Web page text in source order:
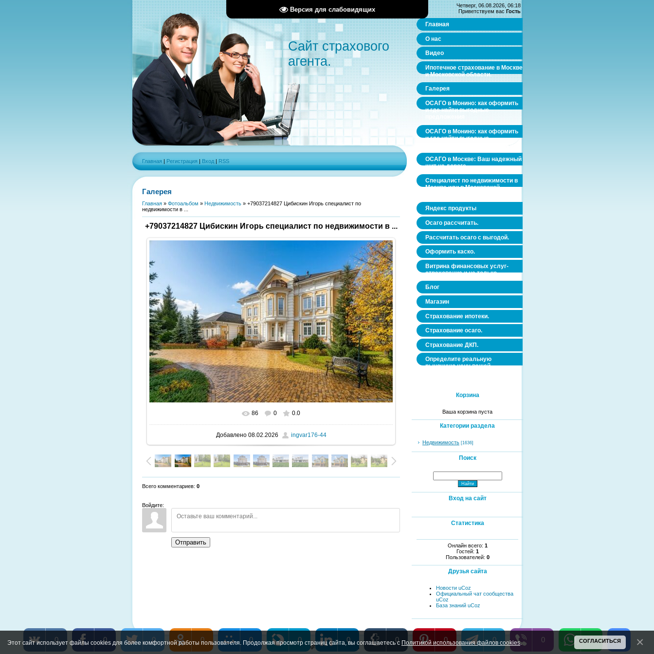
Версия для слабовидящих
Сайт страхового
агента.
Главная | Регистрация | Вход | RSS
Галерея
Главная » Фотоальбом » Недвижимость » +79037214827 Цибискин Игорь специалист по
недвижимости в ...
+79037214827 Цибискин Игорь специалист по недвижимости в ...
В реальном размере 1600x1067
86 0 0.0
Добавлено08.02.2026 ingvar176-44
Всего комментариев: 0
Войдите:
Отправить
Четверг, 06.08.2026, 06:18
Приветствуем вас Гость
Главная
О нас
Видео
Ипотечное страхование в Москве
и Московской области.
Галерея
ОСАГО в Монино: как оформить
и где найти выгодные
ОСАГО в Монино: как оформить
и где найти выгодные
ОСАГО в Москве: Ваш надежный
щит на дороге
Специалист по недвижимости в
Москве или в Московской
Яндекс продукты
Осаго рассчитать.
Рассчитать осаго с выгодой.
Оформить каско.
Витрина финансовых услуг-
страхование и не только.
Блог
Магазин
Страхование ипотеки.
Страхование осаго.
Страхование ДКП.
Определите реальную
рыночную цену вашей
Корзина
Ваша корзина пуста
Категории раздела
Недвижимость [1636]
Поиск
Вход на сайт
Статистика
Онлайн всего: 1
Гостей: 1
Пользователей: 0
Друзья сайта
Новости uCoz
Официальный чат сообщества
uCoz
База знаний uCoz
Copyright MyCorp © 2026 |
0 0 0 0 0 0 0 0 0 0 0 0
Этот сайт использует файлы cookies для более комфортной работы пользователя. Продолжая просмотр страниц сайта, вы соглашаетесь с Политикой использования файлов cookies. СОГЛАСИТЬСЯ